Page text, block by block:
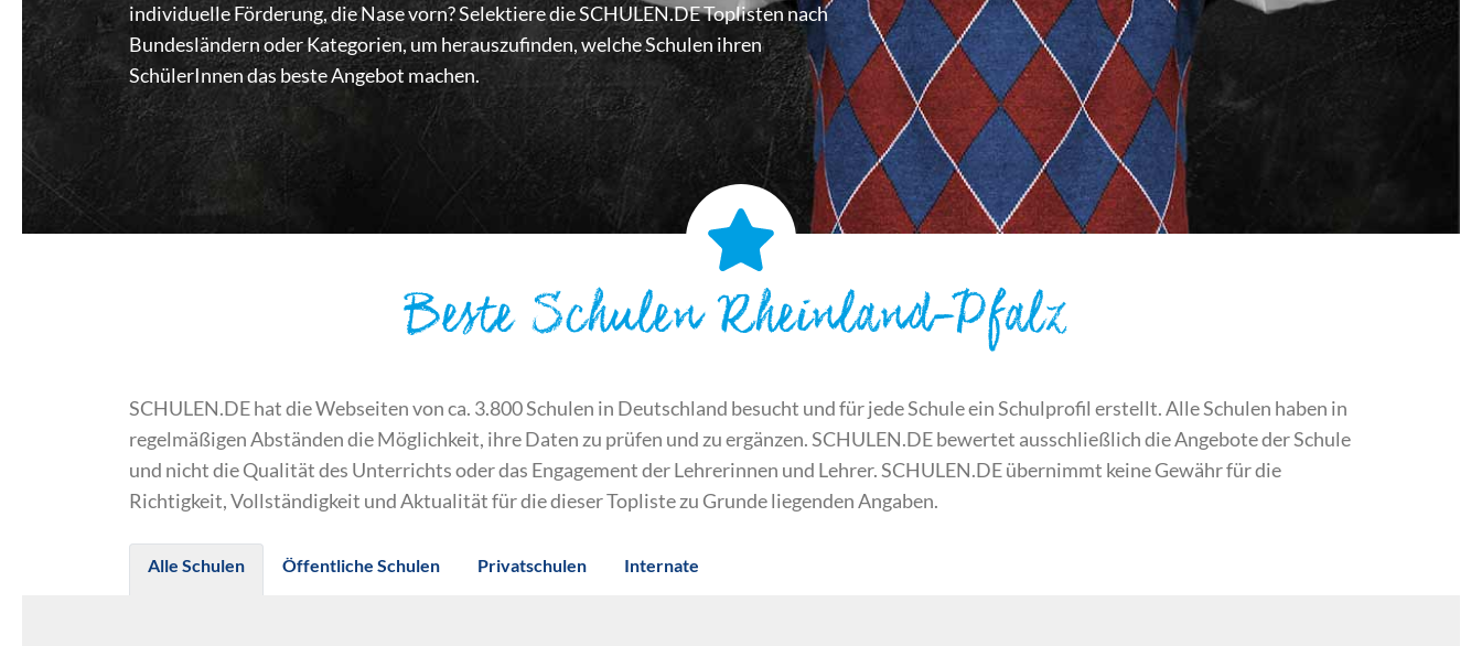
individuelle Förderung, die Nase vorn? Selektiere die SCHULEN.DE Toplisten nach
Bundesländern oder Kategorien, um herauszufinden, welche Schulen ihren
SchülerInnen das beste Angebot machen.
Beste Schulen Rheinland-Pfalz
SCHULEN.DE hat die Webseiten von ca. 3.800 Schulen in Deutschland besucht und für jede Schule ein Schulprofil erstellt. Alle Schulen haben in
regelmäßigen Abständen die Möglichkeit, ihre Daten zu prüfen und zu ergänzen. SCHULEN.DE bewertet ausschließlich die Angebote der Schule
und nicht die Qualität des Unterrichts oder das Engagement der Lehrerinnen und Lehrer. SCHULEN.DE übernimmt keine Gewähr für die
Richtigkeit, Vollständigkeit und Aktualität für die dieser Topliste zu Grunde liegenden Angaben.
Alle Schulen Öffentliche Schulen Privatschulen Internate